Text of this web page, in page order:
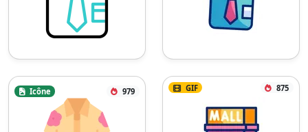
Icône 979 GIF 875